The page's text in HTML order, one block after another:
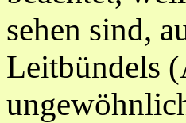
sehen sind,
Leitbündels